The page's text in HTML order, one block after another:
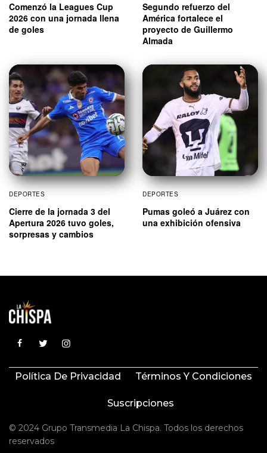
Comenzó la Leagues Cup
2026 con una jornada llena
de goles
Segundo refuerzo del
América fortalece el
proyecto de Guillermo
Almada
DEPORTES
Cierre de la jornada 3 del
Apertura 2026 tuvo goles,
sorpresas y cambios
DEPORTES
Pumas goleó a Juárez con
una exhibición ofensiva
Política De Privacidad Términos Y Condiciones
Suscripciones
© 2024 Grupo Transmedia La Chispa. Todos los derechos
reservados